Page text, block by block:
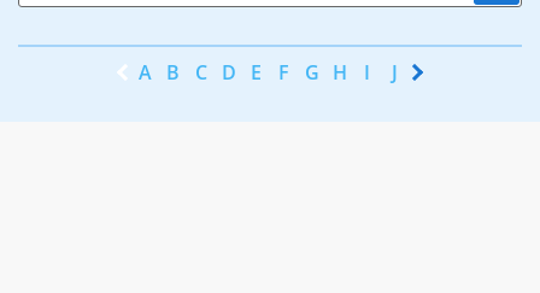
A B C D E F G H I J K